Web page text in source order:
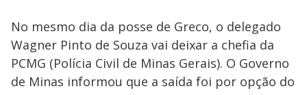
No mesmo dia da posse de Greco, o delegado
Wagner Pinto de Souza vai deixar a chefia da
PCMG (Polícia Civil de Minas Gerais). O Governo
de Minas informou que a saída foi por opção do